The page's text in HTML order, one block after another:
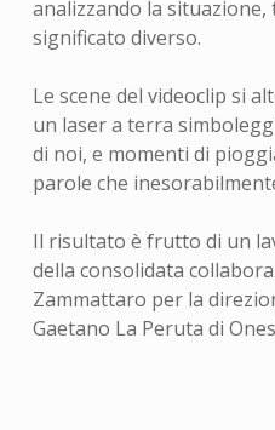
analizzando la
significato diverso.
Le scene del videoclip si
un laser a terra
di noi, e momenti di
parole che
Il risultato è frutto di un
della consolidata
Zammattaro per la
Gaetano La Peruta di